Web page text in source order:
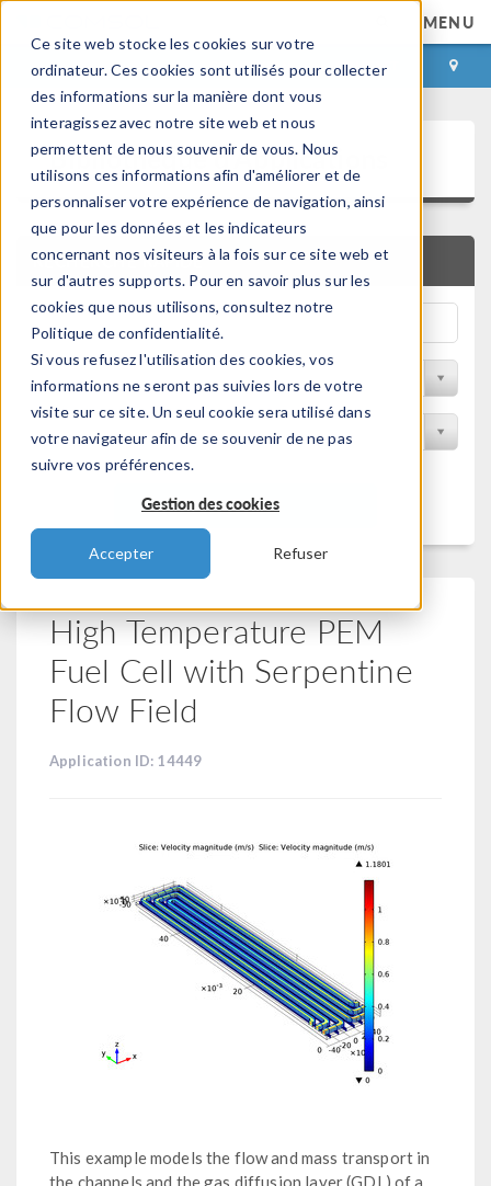
Ce site web stocke les cookies sur votre
ordinateur. Ces cookies sont utilisés pour collecter
des informations sur la manière dont vous
interagissez avec notre site web et nous
permettent de nous souvenir de vous. Nous
utilisons ces informations afin d'améliorer et de
personnaliser votre expérience de navigation, ainsi
que pour les données et les indicateurs
concernant nos visiteurs à la fois sur ce site web et
sur d'autres supports. Pour en savoir plus sur les
cookies que nous utilisons, consultez notre
Politique de confidentialité.
Si vous refusez l'utilisation des cookies, vos
informations ne seront pas suivies lors de votre
visite sur ce site. Un seul cookie sera utilisé dans
votre navigateur afin de se souvenir de ne pas
suivre vos préférences.
Gestion des cookies
Accepter Refuser
MENU
CONNEXION CONTACT
Bibliothèque d'Applications
RECHERCHE RAPIDE
Trier par Discipline
Filtrer par produit
Filtrer
High Temperature PEM
Fuel Cell with Serpentine
Flow Field
Application ID: 14449
This example models the flow and mass transport in
the channels and the gas diffusion layer (GDL) of a